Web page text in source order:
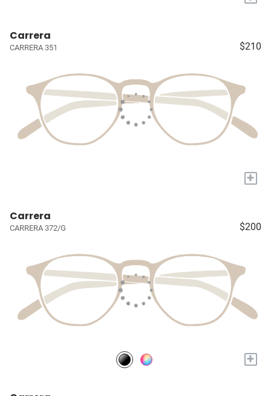
Carrera
CARRERA 351 $210
+
Carrera
CARRERA 372/G $200
+